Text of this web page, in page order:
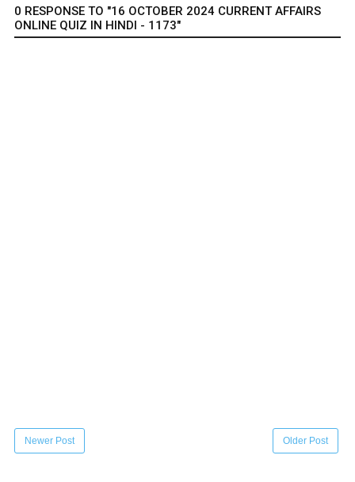
0 RESPONSE TO "16 OCTOBER 2024 CURRENT AFFAIRS
ONLINE QUIZ IN HINDI - 1173"
Newer Post Older Post